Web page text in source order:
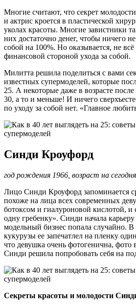
Многие считают, что секрет
и актрис кроется в пластической
уколах красоты. Многие завистники
них достаточно денег, чтобы ничего не
собой на 100%. Но оказывается, не
финансовой стороной ухода за собой.
Милитта решила поделиться с вами
известных супермоделей, которые
25. А некоторые даже в возрасте
30, а то и меньше! И ничего
по уходу за собой нет. «Главное
Синди Кроуфорд
год рождения 1966, возраст на
Лицо Синди Кроуфорд запоминается
похоже на лица всех современных
ботоксом и гиалуроновой кислотой,
одну гребенку». Синди начала
модельный бизнес попала случайно. В
кукурузы ее запечатлел на пленку
что девушка очень фотогенична, фото
Синди решила попробовать себя на
Секреты красоты и молодости